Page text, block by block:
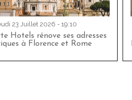
23 Juillet 2026 - 19:10
Hotels rénove ses adresses
à Florence et Rome